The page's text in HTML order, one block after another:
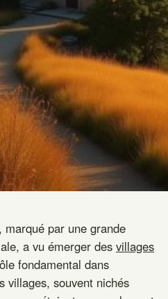
marqué par une grande
a vu émerger des villages
fondamental dans
villages, souvent nichés